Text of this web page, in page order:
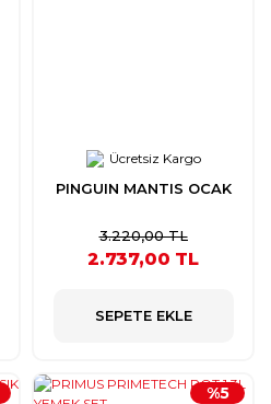
Ücretsiz Kargo
PINGUIN MANTIS OCAK
3.220,00 TL
2.737,00 TL
SEPETE EKLE
%5